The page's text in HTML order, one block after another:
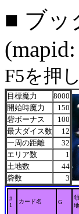
■ ブッ
F5を押
目標魔力
8000
開始時魔力
150
砦ボーナス
100
最大ダイス数
12
一周の距離
32
エリア数
1
土地数
44
砦数
3
#
1
カード名 G
領
地